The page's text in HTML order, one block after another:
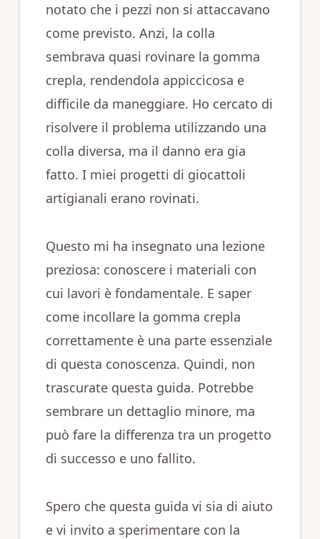
notato che i pezzi non si attaccavano
come previsto. Anzi, la colla
sembrava quasi rovinare la gomma
crepla, rendendola appiccicosa e
difficile da maneggiare. Ho cercato di
risolvere il problema utilizzando una
colla diversa, ma il danno era gia
fatto. I miei progetti di giocattoli
artigianali erano rovinati.
Questo mi ha insegnato una lezione
preziosa: conoscere i materiali con
cui lavori è fondamentale. E saper
come incollare la gomma crepla
correttamente è una parte essenziale
di questa conoscenza. Quindi, non
trascurate questa guida. Potrebbe
sembrare un dettaglio minore, ma
può fare la differenza tra un progetto
di successo e uno fallito.
Spero che questa guida vi sia di aiuto
e vi invito a sperimentare con la